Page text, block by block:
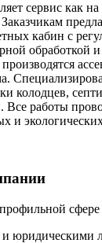
сервис как
кабин с
обработкой
колодцев,
Все работы
и
и юридическими